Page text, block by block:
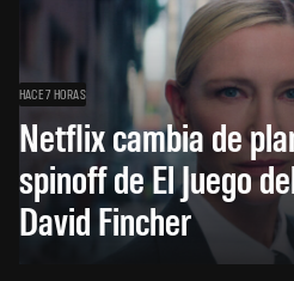
HACE 7 HORAS
Netflix cambia de
spinoff de El Juego
David Fincher